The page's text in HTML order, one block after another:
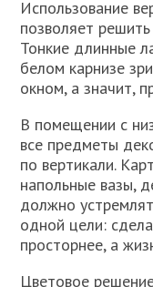
Использование
позволяет
Тонкие длинные
белом карнизе
окном, а значит,
В помещении с
все предметы
по вертикали.
напольные вазы,
должно
одной цели:
просторнее, а
Цветовое